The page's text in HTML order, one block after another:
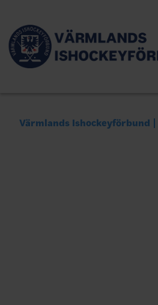
Värmlands Ishockeyförbund